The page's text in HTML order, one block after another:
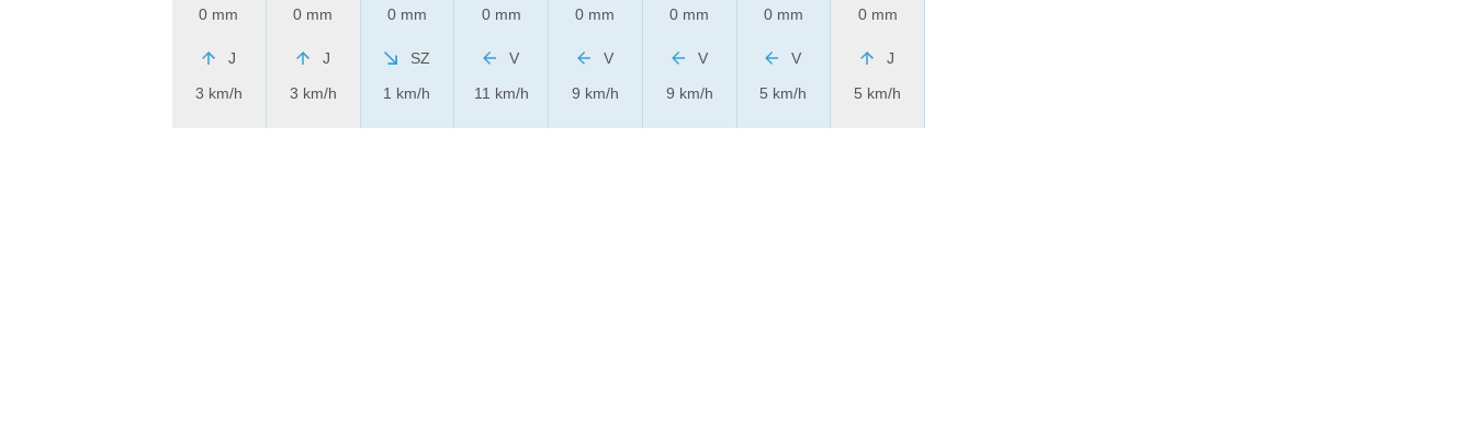
0 mm
J
3 km/h
0 mm
J
3 km/h
0 mm
SZ
1 km/h
0 mm
V
11 km/h
0 mm
V
9 km/h
0 mm
V
9 km/h
0 mm
V
5 km/h
0 mm
J
5 km/h